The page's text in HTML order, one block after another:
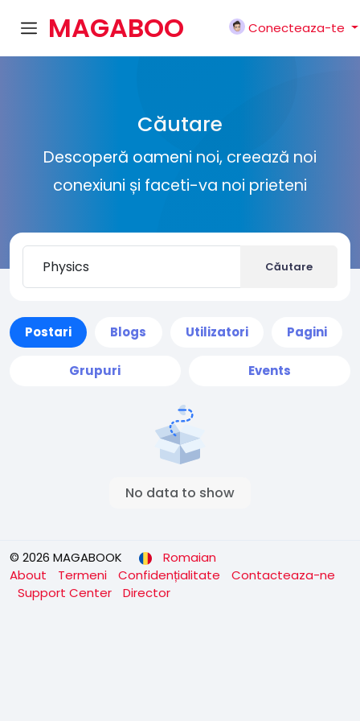
MAGABOO
Conecteaza-te
Căutare
Descoperă oameni noi, creează noi
conexiuni și faceti-va noi prieteni
Căutare
Postari Blogs Utilizatori Pagini
Grupuri Events
No data to show
© 2026 MAGABOOK
Romaian
About
Termeni Confidențialitate
Contacteaza-ne
Support Center
Director